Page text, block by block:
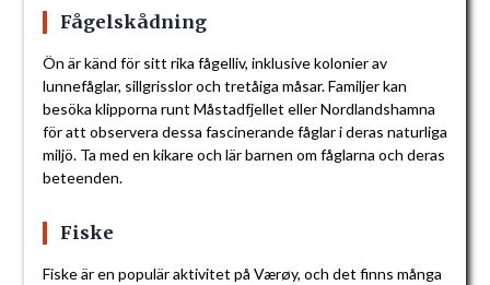
Fågelskådning
Ön är känd för sitt rika fågelliv, inklusive kolonier av
lunnefåglar, sillgrisslor och tretåiga måsar. Familjer kan
besöka klipporna runt Måstadfjellet eller Nordlandshamna
för att observera dessa fascinerande fåglar i deras naturliga
miljö. Ta med en kikare och lär barnen om fåglarna och deras
beteenden.
Fiske
Fiske är en populär aktivitet på Værøy, och det finns många